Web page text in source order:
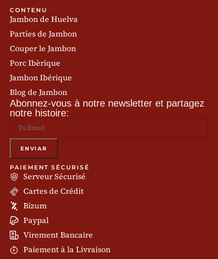
CONTENU
Jambon de Huelva
Parties de Jambon
Couper le Jambon
Porc Ibèrique
Jambon Ibérique
Blog de Jambon
Abonnez-vous à notre newsletter et partagez
notre histoire:
PAIEMENT SÉCURISÉ
Serveur Sécurisé
Cartes de Crédit
Bizum
Paypal
Virement Bancaire
Paiement à la Livraison